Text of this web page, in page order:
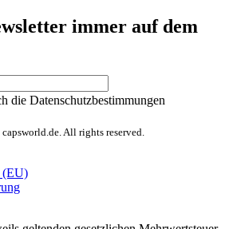
immer auf dem
die Datenschutzbestimmungen
All rights reserved.
(EU)